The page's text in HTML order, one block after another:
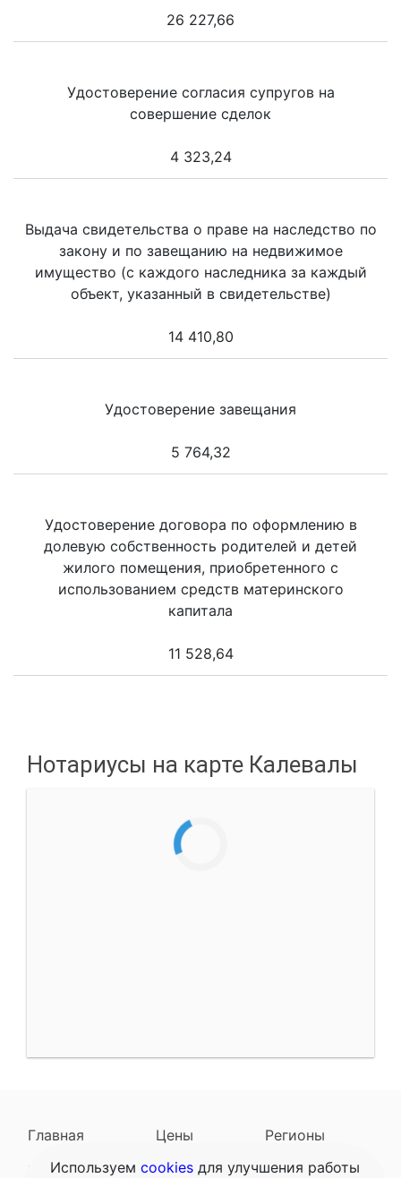
26 227,66
Удостоверение согласия супругов на
совершение сделок
4 323,24
Выдача свидетельства о праве на наследство по
закону и по завещанию на недвижимое
имущество (с каждого наследника за каждый
объект, указанный в свидетельстве)
14 410,80
Удостоверение завещания
5 764,32
Удостоверение договора по оформлению в
долевую собственность родителей и детей
жилого помещения, приобретенного с
использованием средств материнского
капитала
11 528,64
Нотариусы на карте Калевалы
Главная Цены
Регионы
Наследодатели
Задать вопрос
Используем cookies для улучшения работы